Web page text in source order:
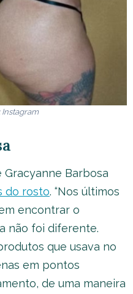
Instagram
Barbosa
do rosto. “Nos últimos
encontrar o
não foi diferente.
que usava no
em pontos
de uma maneira